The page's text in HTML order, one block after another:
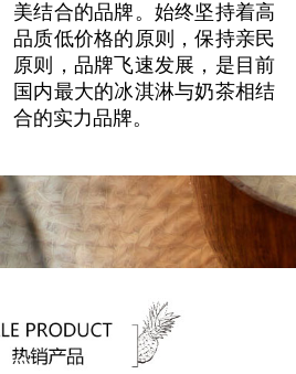
美结合的品牌。始终坚持着高
品质低价格的原则，保持亲民
原则，品牌飞速发展，是目前
国内最大的冰淇淋与奶茶相结
合的实力品牌。